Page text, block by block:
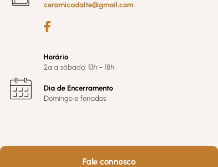
ceramicadalte@gmail.com
Horário
2ª a sábado: 13h - 18h
Dia de Encerramento
Domingo e feriados
Fale connosco